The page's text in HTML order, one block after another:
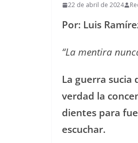
22 de abril de 2024
Por: Luis
“La mentira
La guerra sucia
verdad la
dientes para
escuchar.